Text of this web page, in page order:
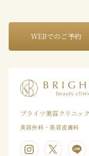
WEBでのご予約
ブライツ美容クリニック
美容外科・美容皮膚科